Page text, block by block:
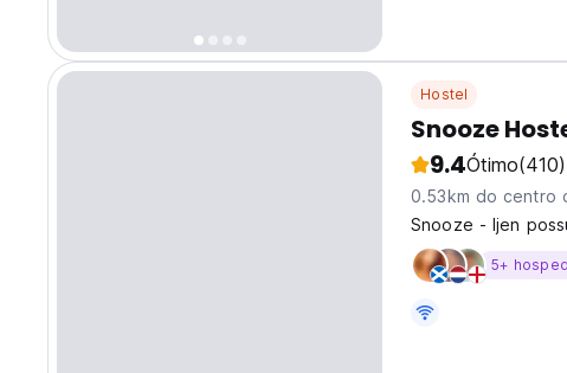
Hostel
Snooze
9.4Ótimo(410)
0.53km do centro
Snooze - Ijen
5+